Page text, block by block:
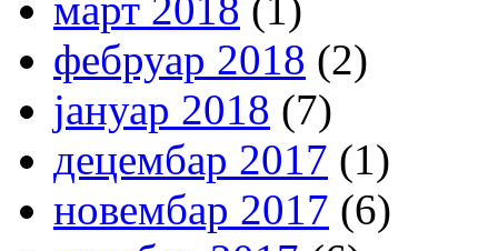
фебруар 2018 (2)
јануар 2018 (7)
децембар 2017 (1)
новембар 2017 (6)